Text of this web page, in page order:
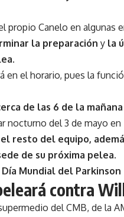
propio Canelo en algunas
la preparación y la
en el horario, pues la
de las 6 de la
nocturno del 3 de mayo
resto del equipo,
de su próxima pelea.
Mundial del Parkinson
contra
del CMB, de la